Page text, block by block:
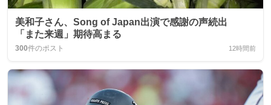
美和子さん、Song of Japan出演で感謝の声続出
「また来週」期待高まる
300件のポスト 12時間前